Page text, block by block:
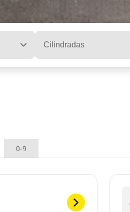
Cilindradas
0-9